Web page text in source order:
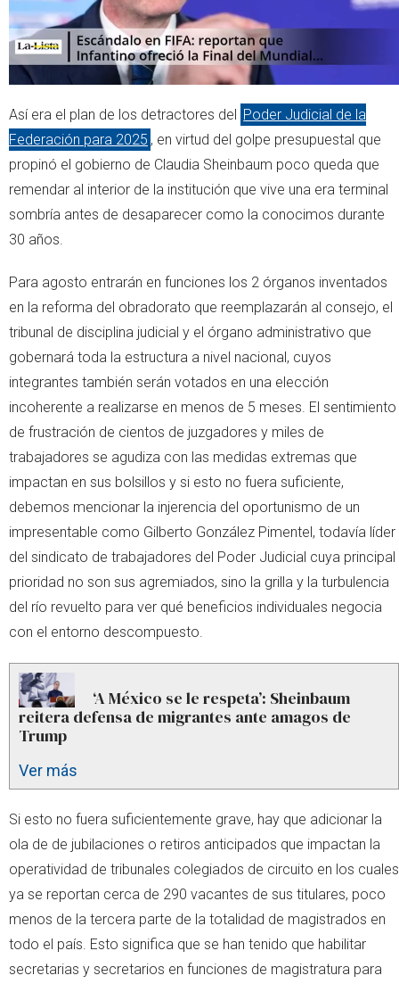
Así era el plan de los detractores del Poder Judicial de la
Federación para 2025 , en virtud del golpe presupuestal que
propinó el gobierno de Claudia Sheinbaum poco queda que
remendar al interior de la institución que vive una era terminal
sombría antes de desaparecer como la conocimos durante
30 años.
Para agosto entrarán en funciones los 2 órganos inventados
en la reforma del obradorato que reemplazarán al consejo, el
tribunal de disciplina judicial y el órgano administrativo que
gobernará toda la estructura a nivel nacional, cuyos
integrantes también serán votados en una elección
incoherente a realizarse en menos de 5 meses. El sentimiento
de frustración de cientos de juzgadores y miles de
trabajadores se agudiza con las medidas extremas que
impactan en sus bolsillos y si esto no fuera suficiente,
debemos mencionar la injerencia del oportunismo de un
impresentable como Gilberto González Pimentel, todavía líder
del sindicato de trabajadores del Poder Judicial cuya principal
prioridad no son sus agremiados, sino la grilla y la turbulencia
del río revuelto para ver qué beneficios individuales negocia
con el entorno descompuesto.
‘A México se le respeta’: Sheinbaum
reitera defensa de migrantes ante amagos de
Trump
Ver más
Si esto no fuera suficientemente grave, hay que adicionar la
ola de de jubilaciones o retiros anticipados que impactan la
operatividad de tribunales colegiados de circuito en los cuales
ya se reportan cerca de 290 vacantes de sus titulares, poco
menos de la tercera parte de la totalidad de magistrados en
todo el país. Esto significa que se han tenido que habilitar
secretarias y secretarios en funciones de magistratura para